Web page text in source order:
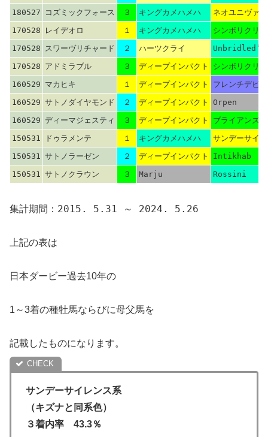
180527
コズミックフォース ３ キングカメハメハ
ネオユニヴァ
170528
レイデオロ １ キングカメハメハ
シンボリクリ
170528 スワーヴリチャード ２ ハーツクライ
Unbridled’s
170528 アドミラブル ３ ディープインパクト
シンボリクリ
160529 マカヒキ １ ディープインパクト
フレンチデピ
160529 サトノダイヤモンド ２ ディープインパクト
Orpen
160529 ディーマジェスティ ３ ディープインパクト
ブライアンズ
150531
ドゥラメンテ １ キングカメハメハ
サンデーサイ
150531 サトノラーゼン ２ ディープインパクト
Intikhab
150531 サトノクラウン ３ Marju Rossini
集計期間：2015. 5.31 ～ 2024. 5.26
上記の表は
日本ダービー過去10年の
1～3着の種牡馬ならびに母父馬を
記載したものになります。
サンデーサイレンス系
（キズナと同系色）
３着内率 43.3％